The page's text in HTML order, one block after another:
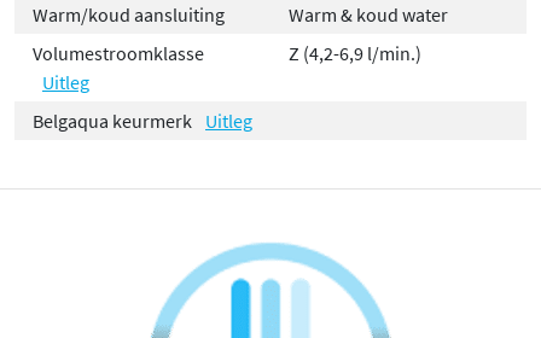
Warm/koud aansluiting
Warm & koud water
Volumestroomklasse
Uitleg
Z (4,2-6,9 l/min.)
Belgaqua keurmerk Uitleg